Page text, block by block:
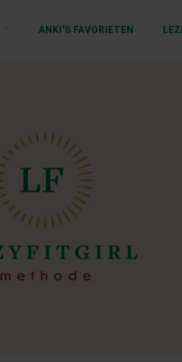
ANKI'S FAVORIETEN